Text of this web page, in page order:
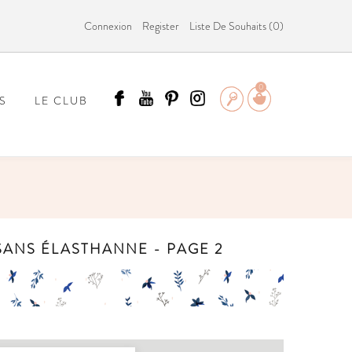
Connexion Register Liste De Souhaits (0)
0
LE CLUB
ÉLASTHANNE - PAGE 2